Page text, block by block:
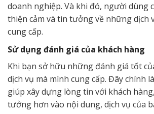
doanh nghiệp. Và khi đó, người dùng
thiện cảm và tin tưởng về những dịch
cung cấp.
Sử dụng đánh giá của khách hàng
Khi bạn sở hữu những đánh giá tốt
dịch vụ mà mình cung cấp. Đây chính
giúp xây dựng lòng tin với khách
tưởng hơn vào nội dung, dịch vụ của